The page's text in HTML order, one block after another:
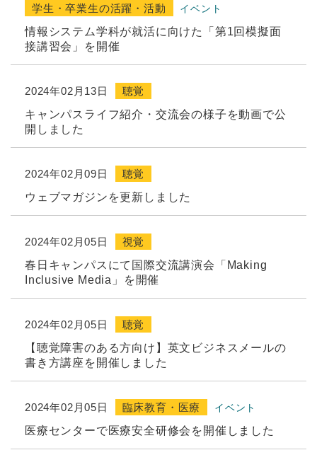
学生・卒業生の活躍・活動
イベント
情報システム学科が就活に向けた「第1回模擬面
接講習会」を開催
2024年02月13日
聴覚
キャンパスライフ紹介・交流会の様子を動画で公
開しました
2024年02月09日
聴覚
ウェブマガジンを更新しました
2024年02月05日
視覚
春日キャンパスにて国際交流講演会「Making
Inclusive Media」を開催
2024年02月05日
聴覚
【聴覚障害のある方向け】英文ビジネスメールの
書き方講座を開催しました
2024年02月05日 臨床教育・医療 イベント
医療センターで医療安全研修会を開催しました